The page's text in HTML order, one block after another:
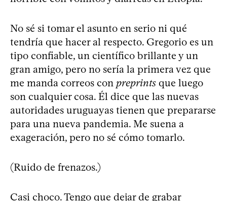
No sé si tomar el asunto en serio ni qué
tendría que hacer al respecto. Gregorio es un
tipo confiable, un científico brillante y un
gran amigo, pero no sería la primera vez que
me manda correos con preprints que luego
son cualquier cosa. Él dice que las nuevas
autoridades uruguayas tienen que prepararse
para una nueva pandemia. Me suena a
exageración, pero no sé cómo tomarlo.
(Ruido de frenazos.)
Casi choco. Tengo que dejar de grabar